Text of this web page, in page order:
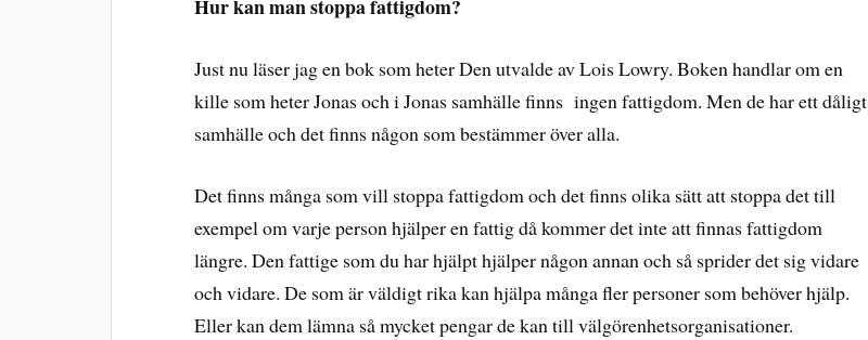
Hur kan man stoppa fattigdom?
Just nu läser jag en bok som heter Den utvalde av Lois Lowry. Boken handlar om en
kille som heter Jonas och i Jonas samhälle finns ingen fattigdom. Men de har ett dåligt
samhälle och det finns någon som bestämmer över alla.
Det finns många som vill stoppa fattigdom och det finns olika sätt att stoppa det till
exempel om varje person hjälper en fattig då kommer det inte att finnas fattigdom
längre. Den fattige som du har hjälpt hjälper någon annan och så sprider det sig vidare
och vidare. De som är väldigt rika kan hjälpa många fler personer som behöver hjälp.
Eller kan dem lämna så mycket pengar de kan till välgörenhetsorganisationer.